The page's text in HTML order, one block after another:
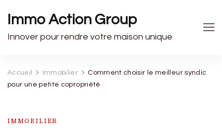
Immo Action Group
Innover pour rendre votre maison unique
Accueil Immobilier
Comment choisir le meilleur syndic
pour une petite copropriété
IMMOBILIER